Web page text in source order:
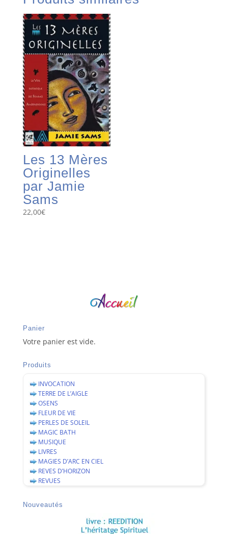
Les 13 Mères
Originelles
par Jamie
Sams
22,00€
Panier
Votre panier est vide.
Produits
INVOCATION
TERRE DE L’AIGLE
OSENS
FLEUR DE VIE
PERLES DE SOLEIL
MAGIC BATH
MUSIQUE
LIVRES
MAGIES D’ARC EN CIEL
REVES D’HORIZON
REVUES
Nouveautés